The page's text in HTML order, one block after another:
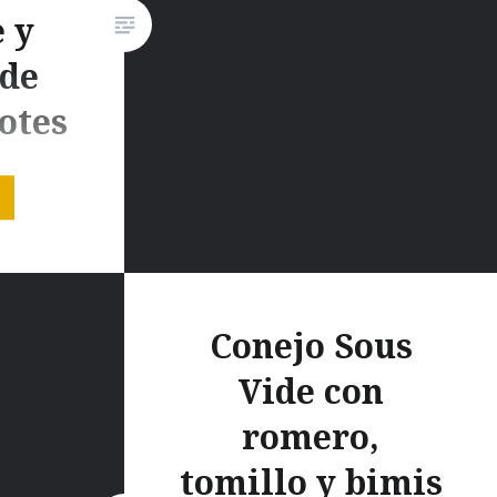
y
blog
Conejo Sous
Vide con
romero,
tomillo y bimis